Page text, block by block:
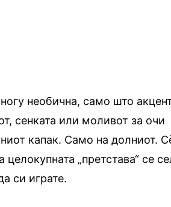
необична, само што
сенката или моливот за очи
капак. Само на долниот.
„претстава“ се
си играте.